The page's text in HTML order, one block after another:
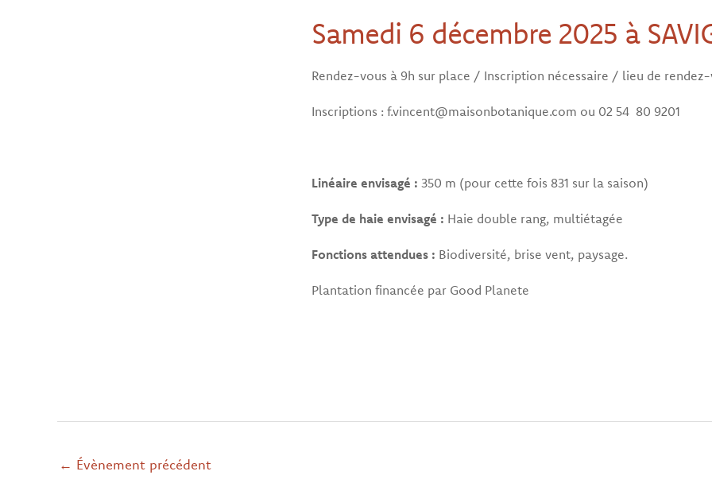
Samedi 6 décembre 2025 à
Rendez-vous à 9h sur place / Inscription nécessaire / lieu de
Inscriptions : f.vincent@maisonbotanique.com ou 02 54 80 9201
Linéaire envisagé : 350 m (pour cette fois 831 sur la saison)
Type de haie envisagé : Haie double rang, multiétagée
Fonctions attendues : Biodiversité, brise vent, paysage.
Plantation financée par Good Planete
← Évènement précédent